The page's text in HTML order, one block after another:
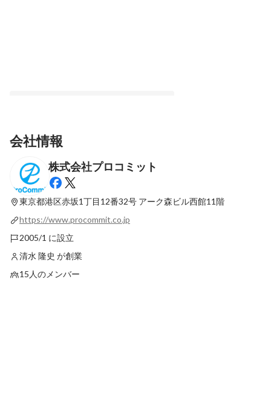
ベンチャー最大の課題。それは採用。 採用
支援は最高のベンチャー支援である。
最新順で表示
会社情報
株式会社プロコミット
東京都港区赤坂1丁目12番32号 アーク森ビル西館11階
https://www.procommit.co.jp
2005/1 に設立
清水 隆史 が創業
15人のメンバー